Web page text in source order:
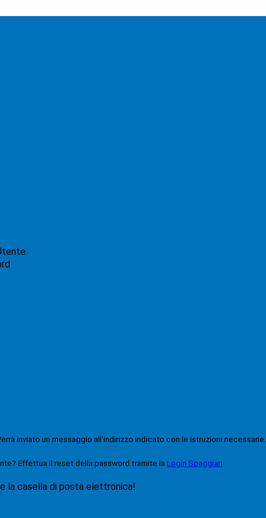
inviato un messaggio all'indirizzo indicato con le istruzioni necessarie.
Effettua il reset della password tramite la Login Spaggiari
la casella di posta elettronica!